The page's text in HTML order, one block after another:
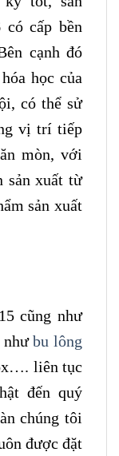
cấp bền
cạnh đó
học của
có thể sử
vị trí tiếp
mòn, với
sản xuất từ
sản xuất
cũng như
nhưbu lông
liên tục
đến quý
chúng tôi
được đặt